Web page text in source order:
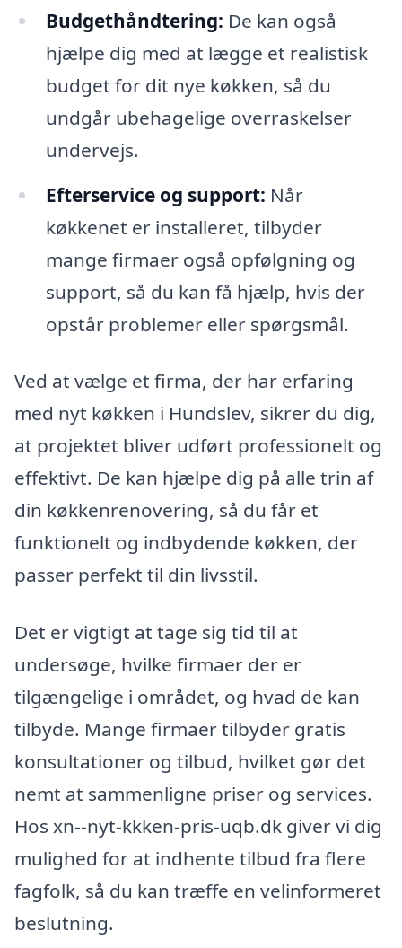
Budgethåndtering: De kan også
hjælpe dig med at lægge et realistisk
budget for dit nye køkken, så du
undgår ubehagelige overraskelser
undervejs.
Efterservice og support: Når
køkkenet er installeret, tilbyder
mange firmaer også opfølgning og
support, så du kan få hjælp, hvis der
opstår problemer eller spørgsmål.
Ved at vælge et firma, der har erfaring
med nyt køkken i Hundslev, sikrer du dig,
at projektet bliver udført professionelt og
effektivt. De kan hjælpe dig på alle trin af
din køkkenrenovering, så du får et
funktionelt og indbydende køkken, der
passer perfekt til din livsstil.
Det er vigtigt at tage sig tid til at
undersøge, hvilke firmaer der er
tilgængelige i området, og hvad de kan
tilbyde. Mange firmaer tilbyder gratis
konsultationer og tilbud, hvilket gør det
nemt at sammenligne priser og services.
Hos xn--nyt-kkken-pris-uqb.dk giver vi dig
mulighed for at indhente tilbud fra flere
fagfolk, så du kan træffe en velinformeret
beslutning.